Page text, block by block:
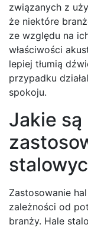
związanych z
że niektóre
ze względu na
właściwości
lepiej tłumią
przypadku
spokoju.
Jakie
Zastosowanie
zależności od
branży. Hale